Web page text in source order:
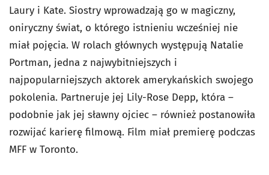
Laury i Kate. Siostry wprowadzają go w magiczny,
oniryczny świat, o którego istnieniu wcześniej nie
miał pojęcia. W rolach głównych występują Natalie
Portman, jedna z najwybitniejszych i
najpopularniejszych aktorek amerykańskich swojego
pokolenia. Partneruje jej Lily-Rose Depp, która –
podobnie jak jej sławny ojciec – również postanowiła
rozwijać karierę filmową. Film miał premierę podczas
MFF w Toronto.